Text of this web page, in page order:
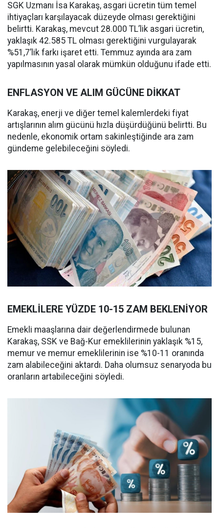
SGK Uzmanı İsa Karakaş, asgari ücretin tüm temel
ihtiyaçları karşılayacak düzeyde olması gerektiğini
belirtti. Karakaş, mevcut 28.000 TL’lik asgari ücretin,
yaklaşık 42.585 TL olması gerektiğini vurgulayarak
%51,7’lik farkı işaret etti. Temmuz ayında ara zam
yapılmasının yasal olarak mümkün olduğunu ifade etti.
ENFLASYON VE ALIM GÜCÜNE DİKKAT
Karakaş, enerji ve diğer temel kalemlerdeki fiyat
artışlarının alım gücünü hızla düşürdüğünü belirtti. Bu
nedenle, ekonomik ortam sakinleştiğinde ara zam
gündeme gelebileceğini söyledi.
EMEKLİLERE YÜZDE 10-15 ZAM BEKLENİYOR
Emekli maaşlarına dair değerlendirmede bulunan
Karakaş, SSK ve Bağ-Kur emeklilerinin yaklaşık %15,
memur ve memur emeklilerinin ise %10-11 oranında
zam alabileceğini aktardı. Daha olumsuz senaryoda bu
oranların artabileceğini söyledi.